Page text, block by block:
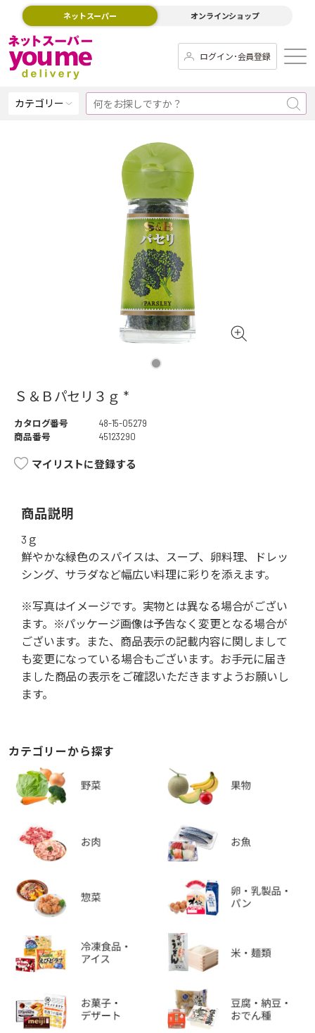
ネットスーパー オンラインショップ
ログイン･会員登録
カテゴリー
Ｓ＆Ｂパセリ３ｇ *
カタログ番号
48-15-05279
商品番号
45123290
マイリストに登録する
商品説明
3ｇ
鮮やかな緑色のスパイスは、スープ、卵料理、ドレッ
シング、サラダなど幅広い料理に彩りを添えます。
※写真はイメージです。実物とは異なる場合がござい
ます。※パッケージ画像は予告なく変更となる場合が
ございます。また、商品表示の記載内容に関しまして
も変更になっている場合もございます。お手元に届き
ました商品の表示をご確認いただきますようお願いし
ます。
カテゴリーから探す